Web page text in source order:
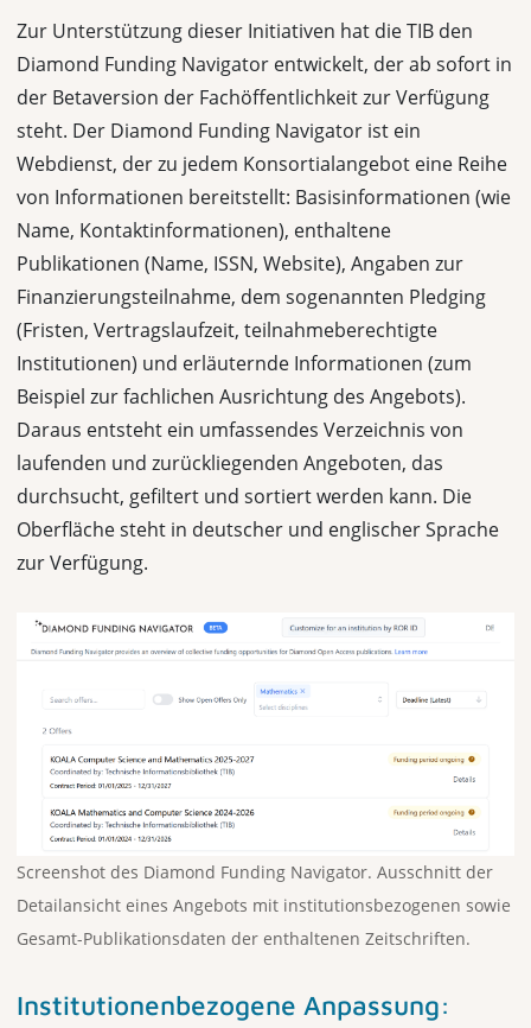
Zur Unterstützung dieser Initiativen hat die TIB den
Diamond Funding Navigator entwickelt, der ab sofort in
der Betaversion der Fachöffentlichkeit zur Verfügung
steht. Der Diamond Funding Navigator ist ein
Webdienst, der zu jedem Konsortialangebot eine Reihe
von Informationen bereitstellt: Basisinformationen (wie
Name, Kontaktinformationen), enthaltene
Publikationen (Name, ISSN, Website), Angaben zur
Finanzierungsteilnahme, dem sogenannten Pledging
(Fristen, Vertragslaufzeit, teilnahmeberechtigte
Institutionen) und erläuternde Informationen (zum
Beispiel zur fachlichen Ausrichtung des Angebots).
Daraus entsteht ein umfassendes Verzeichnis von
laufenden und zurückliegenden Angeboten, das
durchsucht, gefiltert und sortiert werden kann. Die
Oberfläche steht in deutscher und englischer Sprache
zur Verfügung.
Screenshot des Diamond Funding Navigator. Ausschnitt der
Detailansicht eines Angebots mit institutionsbezogenen sowie
Gesamt-Publikationsdaten der enthaltenen Zeitschriften.
Institutionenbezogene Anpassung: